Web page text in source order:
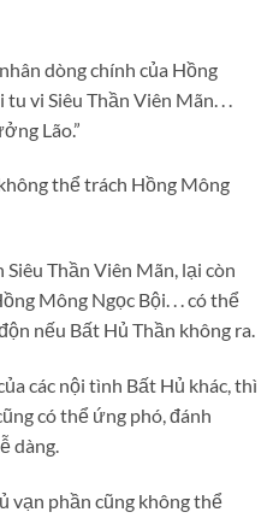
dòng chính của Hồng
vi Siêu Thần Viên Mãn. . .
Lão.”
thể trách Hồng Mông
Thần Viên Mãn, lại còn
Mông Ngọc Bội. . . có thể
nếu Bất Hủ Thần không ra.
các nội tình Bất Hủ khác, thì
có thể ứng phó, đánh
dàng.
vạn phần cũng không thể